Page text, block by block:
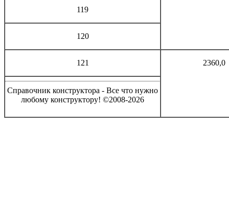
119
120
121 2360,0
Справочник конструктора - Все что нужно
любому конструктору! ©2008-2026